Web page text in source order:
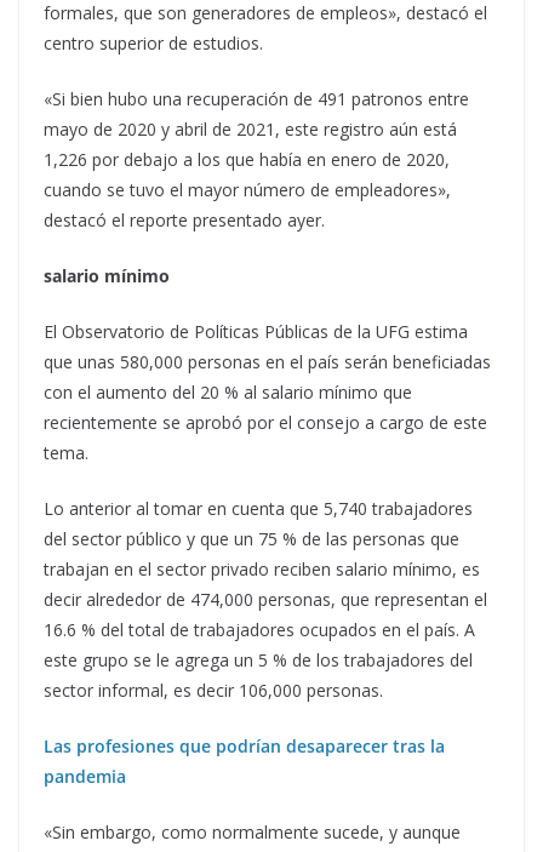
formales, que son generadores de empleos», destacó el
centro superior de estudios.
«Si bien hubo una recuperación de 491 patronos entre
mayo de 2020 y abril de 2021, este registro aún está
1,226 por debajo a los que había en enero de 2020,
cuando se tuvo el mayor número de empleadores»,
destacó el reporte presentado ayer.
salario mínimo
El Observatorio de Políticas Públicas de la UFG estima
que unas 580,000 personas en el país serán beneficiadas
con el aumento del 20 % al salario mínimo que
recientemente se aprobó por el consejo a cargo de este
tema.
Lo anterior al tomar en cuenta que 5,740 trabajadores
del sector público y que un 75 % de las personas que
trabajan en el sector privado reciben salario mínimo, es
decir alrededor de 474,000 personas, que representan el
16.6 % del total de trabajadores ocupados en el país. A
este grupo se le agrega un 5 % de los trabajadores del
sector informal, es decir 106,000 personas.
Las profesiones que podrían desaparecer tras la
pandemia
«Sin embargo, como normalmente sucede, y aunque